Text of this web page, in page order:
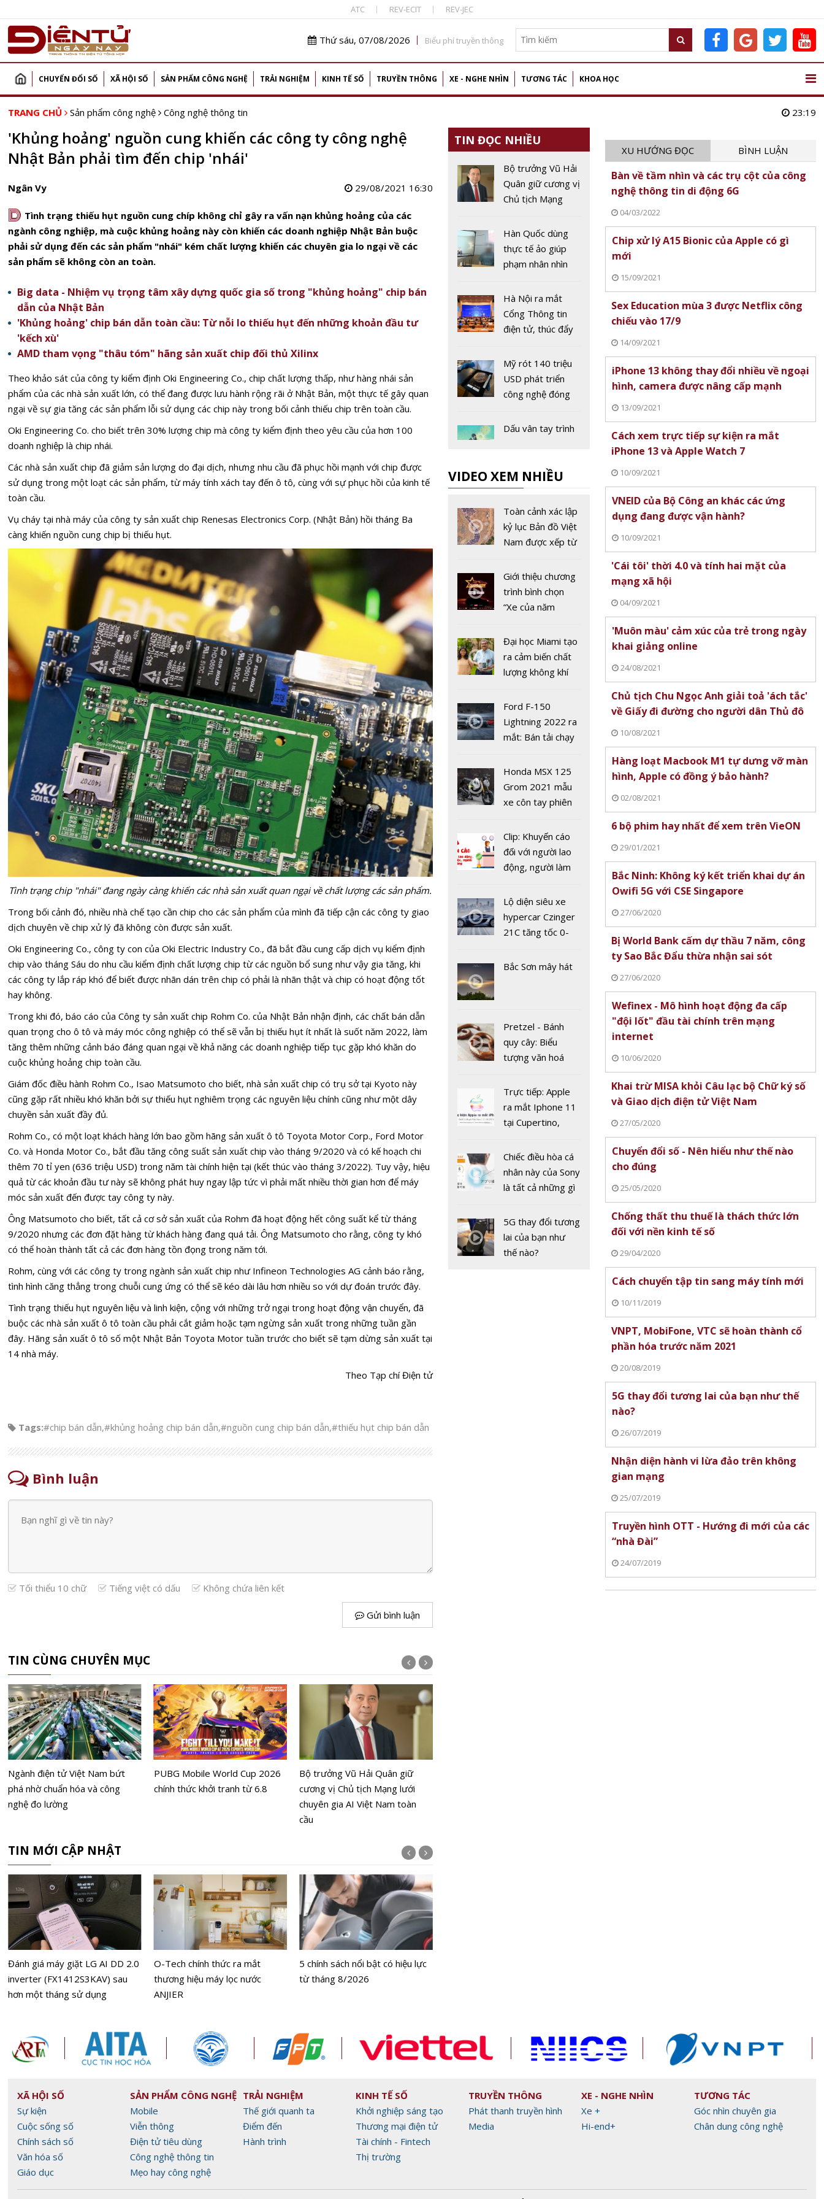
ATC REV-ECIT REV-JEC
Thứ sáu, 07/08/2026 Biểu phí truyền thông
CHUYỂN ĐỔI SỐ XÃ HỘI SỐ SẢN PHẨM CÔNG NGHỆ TRẢI NGHIỆM KINH TẾ SỐ TRUYỀN THÔNG XE - NGHE NHÌN TƯƠNG TÁC KHOA HỌC
TRANG CHỦ Sản phẩm công nghệ Công nghệ thông tin 23:19
'Khủng hoảng' nguồn cung khiến các công ty công nghệ
Nhật Bản phải tìm đến chip 'nhái'
Ngân Vy 29/08/2021 16:30
D Tình trạng thiếu hụt nguồn cung chíp không chỉ gây ra vấn nạn khủng hoảng của các
ngành công nghiệp, mà cuộc khủng hoảng này còn khiến các doanh nghiệp Nhật Bản buộc
phải sử dụng đến các sản phẩm "nhái" kém chất lượng khiến các chuyên gia lo ngại về các
sản phẩm sẽ không còn an toàn.
Big data - Nhiệm vụ trọng tâm xây dựng quốc gia số trong "khủng hoảng" chip bán
dẫn của Nhật Bản
'Khủng hoảng' chip bán dẫn toàn cầu: Từ nỗi lo thiếu hụt đến những khoản đầu tư
'kếch xù'
AMD tham vọng "thâu tóm" hãng sản xuất chip đối thủ Xilinx
Theo khảo sát của công ty kiểm định Oki Engineering Co., chip chất lượng thấp, như hàng nhái sản
phẩm của các nhà sản xuất lớn, có thể đang được lưu hành rộng rãi ở Nhật Bản, một thực tế gây quan
ngại về sự gia tăng các sản phẩm lỗi sử dụng các chip này trong bối cảnh thiếu chip trên toàn cầu.
Oki Engineering Co. cho biết trên 30% lượng chip mà công ty kiểm định theo yêu cầu của hơn 100
doanh nghiệp là chip nhái.
Các nhà sản xuất chip đã giảm sản lượng do đại dịch, nhưng nhu cầu đã phục hồi mạnh với chip được
sử dụng trong một loạt các sản phẩm, từ máy tính xách tay đến ô tô, cùng với sự phục hồi của kinh tế
toàn cầu.
Vụ cháy tại nhà máy của công ty sản xuất chip Renesas Electronics Corp. (Nhật Bản) hồi tháng Ba
càng khiến nguồn cung chip bị thiếu hụt.
Tình trạng chip "nhái" đang ngày càng khiến các nhà sản xuất quan ngại về chất lượng các sản phẩm.
Trong bối cảnh đó, nhiều nhà chế tạo cần chip cho các sản phẩm của mình đã tiếp cận các công ty giao
dịch chuyên về chip xử lý đã không còn được sản xuất.
Oki Engineering Co., công ty con của Oki Electric Industry Co., đã bắt đầu cung cấp dịch vụ kiểm định
chip vào tháng Sáu do nhu cầu kiểm định chất lượng chip từ các nguồn bổ sung như vậy gia tăng, khi
các công ty lắp ráp khó để biết được nhãn dán trên chip có phải là nhãn thật và chip có hoạt động tốt
hay không.
Trong khi đó, báo cáo của Công ty sản xuất chip Rohm Co. của Nhật Bản nhận định, các chất bán dẫn
quan trọng cho ô tô và máy móc công nghiệp có thể sẽ vẫn bị thiếu hụt ít nhất là suốt năm 2022, làm
tăng thêm những cảnh báo đáng quan ngại về khả năng các doanh nghiệp tiếp tục gặp khó khăn do
cuộc khủng hoảng chip toàn cầu.
Giám đốc điều hành Rohm Co., Isao Matsumoto cho biết, nhà sản xuất chip có trụ sở tại Kyoto này
cũng gặp rất nhiều khó khăn bởi sự thiếu hụt nghiêm trọng các nguyên liệu chính cũng như một dây
chuyền sản xuất đầy đủ.
Rohm Co., có một loạt khách hàng lớn bao gồm hãng sản xuất ô tô Toyota Motor Corp., Ford Motor
Co. và Honda Motor Co., bắt đầu tăng công suất sản xuất chip vào tháng 9/2020 và có kế hoạch chi
thêm 70 tỉ yen (636 triệu USD) trong năm tài chính hiện tại (kết thúc vào tháng 3/2022). Tuy vậy, hiệu
quả từ các khoản đầu tư này sẽ không phát huy ngay lập tức vì phải mất nhiều thời gian hơn để máy
móc sản xuất đến được tay công ty này.
Ông Matsumoto cho biết, tất cả cơ sở sản xuất của Rohm đã hoạt động hết công suất kể từ tháng
9/2020 nhưng các đơn đặt hàng từ khách hàng đang quá tải. Ông Matsumoto cho rằng, công ty khó
có thể hoàn thành tất cả các đơn hàng tồn đọng trong năm tới.
Rohm, cùng với các công ty trong ngành sản xuất chip như Infineon Technologies AG cảnh báo rằng,
tình hình căng thẳng trong chuỗi cung ứng có thể sẽ kéo dài lâu hơn nhiều so với dự đoán trước đây.
Tình trạng thiếu hụt nguyên liệu và linh kiện, cộng với những trở ngại trong hoạt động vận chuyển, đã
buộc các nhà sản xuất ô tô toàn cầu phải cắt giảm hoặc tạm ngừng sản xuất trong những tuần gần
đây. Hãng sản xuất ô tô số một Nhật Bản Toyota Motor tuần trước cho biết sẽ tạm dừng sản xuất tại
14 nhà máy.
Theo Tạp chí Điện tử
Tags:#chip bán dẫn,#khủng hoảng chip bán dẫn,#nguồn cung chip bán dẫn,#thiếu hụt chip bán dẫn
Bình luận
Tối thiểu 10 chữ Tiếng việt có dấu Không chứa liên kết
Gửi bình luận
TIN CÙNG CHUYÊN MỤC
Ngành điện tử Việt Nam bứt
phá nhờ chuẩn hóa và công
nghệ đo lường
PUBG Mobile World Cup 2026
chính thức khởi tranh từ 6.8
Bộ trưởng Vũ Hải Quân giữ
cương vị Chủ tịch Mạng lưới
chuyên gia AI Việt Nam toàn
cầu
TIN MỚI CẬP NHẬT
Đánh giá máy giặt LG AI DD 2.0
inverter (FX1412S3KAV) sau
hơn một tháng sử dụng
O-Tech chính thức ra mắt
thương hiệu máy lọc nước
ANJIER
5 chính sách nổi bật có hiệu lực
từ tháng 8/2026
TIN ĐỌC NHIỀU
Bộ trưởng Vũ Hải
Quân giữ cương vị
Chủ tịch Mạng
Việt Nam toàn cầu
Hàn Quốc dùng
thực tế ảo giúp
phạm nhân nhìn
nạn nhân
Hà Nội ra mắt
Cổng Thông tin
điện tử, thúc đẩy
Mỹ rót 140 triệu
USD phát triển
công nghệ đóng
Dấu vân tay trình
khi lướt web
Project Genie: AI
tạo thế giới ảo
theo thời gian
MISA AMIS OneAI:
Nền tảng AI hợp
tổ chức, doanh
nghiệp và gia đình
2020: Doanh
nghiệp kỳ vọng
vào các cơ hội mới
Nikkei Asian
ngừng nhận đặt
hàng của Huawei
sau lệnh siết xuất
VIDEO XEM NHIỀU
Toàn cảnh xác lập
kỷ lục Bản đồ Việt
Nam được xếp từ
năm 2022
Giới thiệu chương
trình bình chọn
“Xe của năm
Đại học Miami tạo
ra cảm biến chất
lượng không khí
19
Ford F-150
Lightning 2022 ra
mắt: Bán tải chạy
chưa đến 40 nghìn
USD
Honda MSX 125
Grom 2021 mẫu
xe côn tay phiên
Clip: Khuyến cáo
đối với người lao
động, người làm
hàng tại khu dịch
vụ trong dịch
Covid-19
Lộ diện siêu xe
hypercar Czinger
21C tăng tốc 0-
2 giây
Bắc Sơn mây hát
Pretzel - Bánh
quy cây: Biểu
tượng văn hoá
tranh cãi về nguồn
gốc
Trực tiếp: Apple
ra mắt Iphone 11
tại Cupertino,
Chiếc điều hòa cá
nhân này của Sony
là tất cả những gì
sót qua mùa hè
nóng nực
5G thay đổi tương
lai của bạn như
thế nào?
XU HƯỚNG ĐỌC BÌNH LUẬN
Bàn về tầm nhìn và các trụ cột của công
nghệ thông tin di động 6G
04/03/2022
Chip xử lý A15 Bionic của Apple có gì
mới
15/09/2021
Sex Education mùa 3 được Netflix công
chiếu vào 17/9
14/09/2021
iPhone 13 không thay đổi nhiều về ngoại
hình, camera được nâng cấp mạnh
13/09/2021
Cách xem trực tiếp sự kiện ra mắt
iPhone 13 và Apple Watch 7
10/09/2021
VNEID của Bộ Công an khác các ứng
dụng đang được vận hành?
10/09/2021
'Cái tôi' thời 4.0 và tính hai mặt của
mạng xã hội
04/09/2021
'Muôn màu' cảm xúc của trẻ trong ngày
khai giảng online
24/08/2021
Chủ tịch Chu Ngọc Anh giải toả 'ách tắc'
về Giấy đi đường cho người dân Thủ đô
10/08/2021
Hàng loạt Macbook M1 tự dưng vỡ màn
hình, Apple có đồng ý bảo hành?
02/08/2021
6 bộ phim hay nhất để xem trên VieON
29/01/2021
Bắc Ninh: Không ký kết triển khai dự án
Owifi 5G với CSE Singapore
27/06/2020
Bị World Bank cấm dự thầu 7 năm, công
ty Sao Bắc Đẩu thừa nhận sai sót
27/06/2020
Wefinex - Mô hình hoạt động đa cấp
"đội lốt" đầu tài chính trên mạng
internet
10/06/2020
Khai trừ MISA khỏi Câu lạc bộ Chữ ký số
và Giao dịch điện tử Việt Nam
27/05/2020
Chuyển đổi số - Nên hiểu như thế nào
cho đúng
25/05/2020
Chống thất thu thuế là thách thức lớn
đối với nền kinh tế số
29/04/2020
Cách chuyển tập tin sang máy tính mới
10/11/2019
VNPT, MobiFone, VTC sẽ hoàn thành cổ
phần hóa trước năm 2021
20/08/2019
5G thay đổi tương lai của bạn như thế
nào?
26/07/2019
Nhận diện hành vi lừa đảo trên không
gian mạng
25/07/2019
Truyền hình OTT - Hướng đi mới của các
“nhà Đài”
24/07/2019
XÃ HỘI SỐ
Sự kiện
Cuộc sống số
Chính sách số
Văn hóa số
Giáo dục
SẢN PHẨM CÔNG NGHỆ
Mobile
Viễn thông
Điện tử tiêu dùng
Công nghệ thông tin
Mẹo hay công nghệ
TRẢI NGHIỆM
Thế giới quanh ta
Điểm đến
Hành trình
KINH TẾ SỐ
Khởi nghiệp sáng tạo
Thương mại điện tử
Tài chính - Fintech
Thị trường
TRUYỀN THÔNG
Phát thanh truyền hình
Media
XE - NGHE NHÌN
Xe +
Hi-end+
TƯƠNG TÁC
Góc nhìn chuyên gia
Chân dung công nghệ